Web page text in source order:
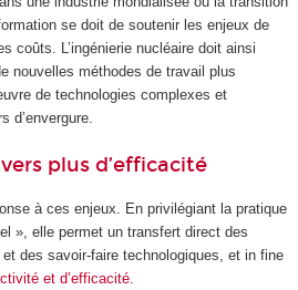
se doit de soutenir les enjeux de
coûts. L’ingénierie nucléaire doit ainsi
nouvelles méthodes de travail plus
de technologies complexes et
d’envergure.
plus d’efficacité
à ces enjeux. En privilégiant la pratique
», elle permet un transfert direct des
des savoir-faire technologiques, et in fine
et d’efficacité.